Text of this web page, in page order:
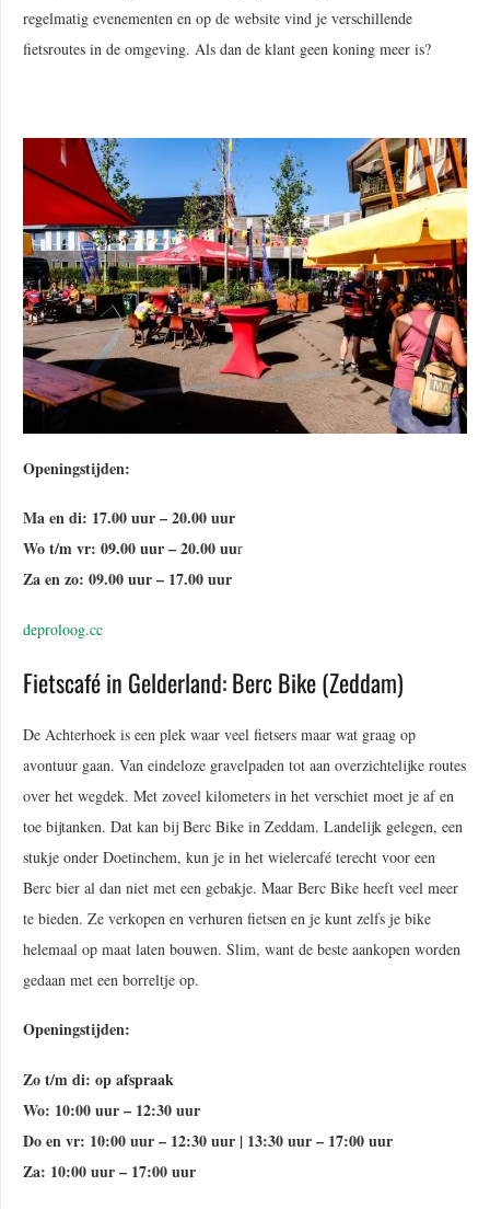
regelmatig evenementen en op de website vind je verschillende
fietsroutes in de omgeving. Als dan de klant geen koning meer is?
Openingstijden:
Ma en di: 17.00 uur – 20.00 uur
Wo t/m vr: 09.00 uur – 20.00 uur
Za en zo: 09.00 uur – 17.00 uur
deproloog.cc
Fietscafé in Gelderland: Berc Bike (Zeddam)
De Achterhoek is een plek waar veel fietsers maar wat graag op
avontuur gaan. Van eindeloze gravelpaden tot aan overzichtelijke routes
over het wegdek. Met zoveel kilometers in het verschiet moet je af en
toe bijtanken. Dat kan bij Berc Bike in Zeddam. Landelijk gelegen, een
stukje onder Doetinchem, kun je in het wielercafé terecht voor een
Berc bier al dan niet met een gebakje. Maar Berc Bike heeft veel meer
te bieden. Ze verkopen en verhuren fietsen en je kunt zelfs je bike
helemaal op maat laten bouwen. Slim, want de beste aankopen worden
gedaan met een borreltje op.
Openingstijden:
Zo t/m di: op afspraak
Wo: 10:00 uur – 12:30 uur
Do en vr: 10:00 uur – 12:30 uur | 13:30 uur – 17:00 uur
Za: 10:00 uur – 17:00 uur